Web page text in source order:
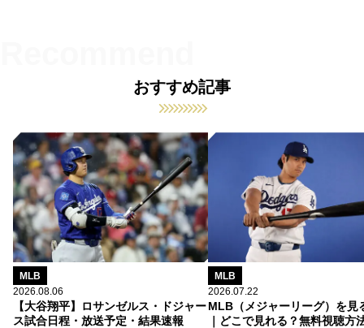
おすすめ記事
MLB
2026.08.06
【大谷翔平】ロサンゼルス・ドジャー
ス試合日程・放送予定・結果速報
MLB
2026.07.22
MLB（メジャーリーグ）を見
｜どこで見れる？無料視聴方